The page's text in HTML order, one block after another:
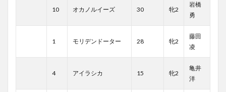
10 オカノルイーズ 30 牝2
岩橋
勇
1 モリデンドーター 28 牝2
藤田
凌
4 アイラシカ 15 牝2
亀井
洋